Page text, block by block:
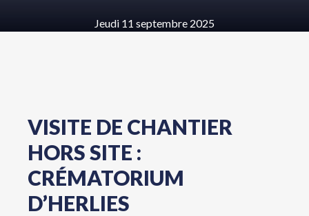
Jeudi 11 septembre 2025
VISITE DE CHANTIER
HORS SITE :
CRÉMATORIUM
D’HERLIES